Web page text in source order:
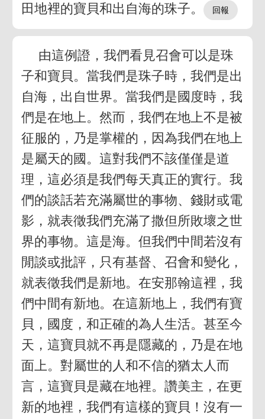
田地裡的寶貝和出自海的珠子。
由這例證，我們看見召會可以是珠
子和寶貝。當我們是珠子時，我們是出
自海，出自世界。當我們是國度時，我
們是在地上。然而，我們在地上不是被
征服的，乃是掌權的，因為我們在地上
是屬天的國。這對我們不該僅僅是道
理，這必須是我們每天真正的實行。我
們的談話若充滿屬世的事物、錢財或電
影，就表徵我們充滿了撒但所敗壞之世
界的事物。這是海。但我們中間若沒有
閒談或批評，只有基督、召會和變化，
就表徵我們是新地。在安那翰這裡，我
們中間有新地。在這新地上，我們有寶
貝，國度，和正確的為人生活。甚至今
天，這寶貝就不再是隱藏的，乃是在地
面上。對屬世的人和不信的猶太人而
言，這寶貝是藏在地裡。讚美主，在更
新的地裡，我們有這樣的寶貝！沒有一